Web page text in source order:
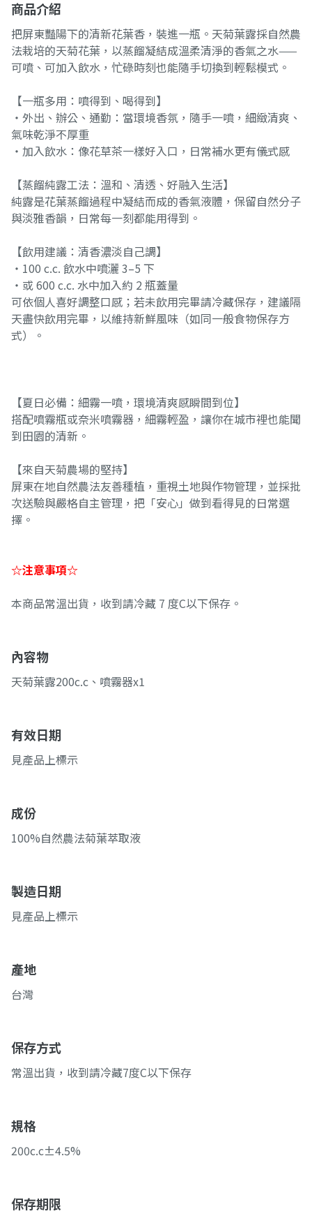
商品介紹
把屏東豔陽下的清新花葉香，裝進一瓶。天菊葉露採自然農
法栽培的天菊花葉，以蒸餾凝結成溫柔清淨的香氣之水——
可噴、可加入飲水，忙碌時刻也能隨手切換到輕鬆模式。
【一瓶多用：噴得到、喝得到】
・外出、辦公、通勤：當環境香氛，隨手一噴，細緻清爽、
氣味乾淨不厚重
・加入飲水：像花草茶一樣好入口，日常補水更有儀式感
【蒸餾純露工法：溫和、清透、好融入生活】
純露是花葉蒸餾過程中凝結而成的香氣液體，保留自然分子
與淡雅香韻，日常每一刻都能用得到。
【飲用建議：清香濃淡自己調】
・100 c.c. 飲水中噴灑 3–5 下
・或 600 c.c. 水中加入約 2 瓶蓋量
可依個人喜好調整口感；若未飲用完畢請冷藏保存，建議隔
天盡快飲用完畢，以維持新鮮風味（如同一般食物保存方
式）。
【夏日必備：細霧一噴，環境清爽感瞬間到位】
搭配噴霧瓶或奈米噴霧器，細霧輕盈，讓你在城市裡也能聞
到田園的清新。
【來自天菊農場的堅持】
屏東在地自然農法友善種植，重視土地與作物管理，並採批
次送驗與嚴格自主管理，把「安心」做到看得見的日常選
擇。
☆注意事項☆
本商品常溫出貨，收到請冷藏 7 度C以下保存。
內容物
天菊葉露200c.c、噴霧器x1
有效日期
見產品上標示
成份
100%自然農法菊葉萃取液
製造日期
見產品上標示
產地
台灣
保存方式
常溫出貨，收到請冷藏7度C以下保存
規格
200c.c±4.5%
保存期限